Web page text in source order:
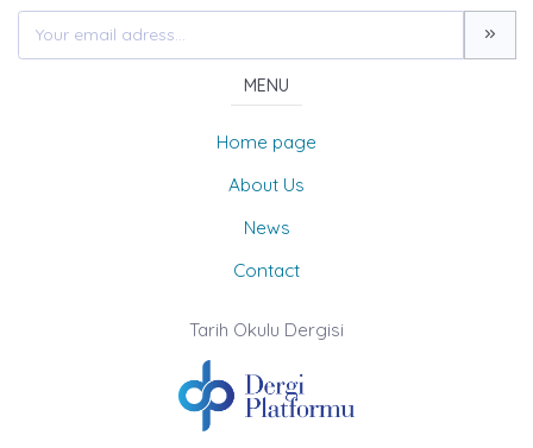
MENU
Home page
About Us
News
Contact
Tarih Okulu Dergisi